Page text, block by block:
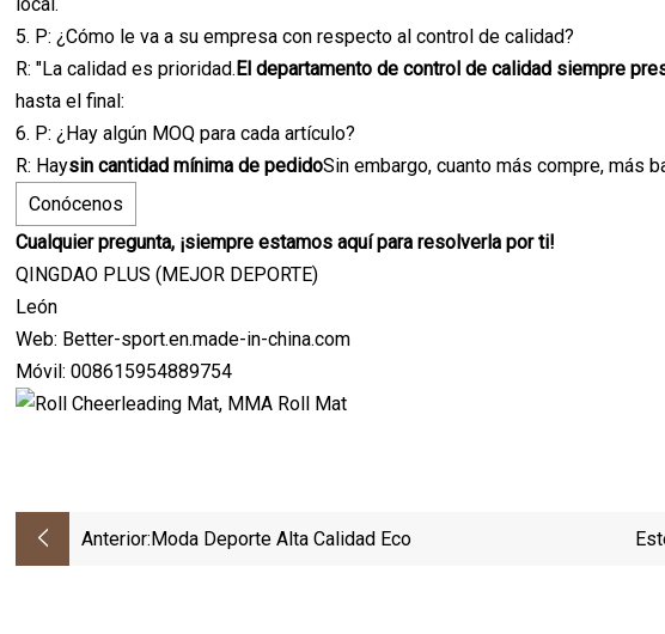
5. P: ¿Cómo le va a su empresa con respecto al control de calidad?
R: "La calidad es prioridad.El departamento de control de calidad siempre
hasta el final:
6. P: ¿Hay algún MOQ para cada artículo?
R: Haysin cantidad mínima de pedidoSin embargo, cuanto más compre, más
Conócenos
Cualquier pregunta, ¡siempre estamos aquí para resolverla por ti!
QINGDAO PLUS (MEJOR DEPORTE)
León
Web: Better-sport.en.made-in-china.com
Móvil: 008615954889754
Anterior:Moda Deporte Alta Calidad Eco